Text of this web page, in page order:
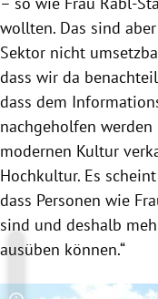
wollten. Das sind
Sektor nicht
dass wir da
dass dem
nachgeholfen
modernen Kultur
Hochkultur. Es
dass Personen wie
sind und deshalb
ausüben können.“